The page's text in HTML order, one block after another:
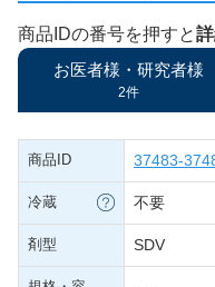
商品IDの番号を押すと
お医者様・研究者様
2件
商品ID 37483-
冷蔵 不要
剤型 SDV